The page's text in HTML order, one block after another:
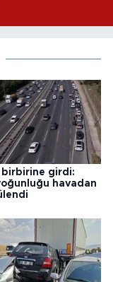
birbirine girdi:
havadan